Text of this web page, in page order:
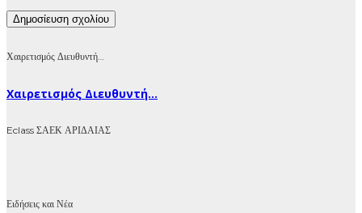
Χαιρετισμός Διευθυντή…
Χαιρετισμός Διευθυντή...
Eclass ΣΑΕΚ ΑΡΙΔΑΙΑΣ
Ειδήσεις και Νέα